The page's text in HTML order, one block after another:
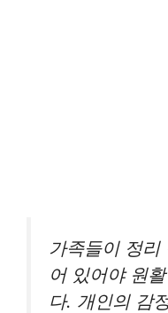
가족들이 정리
어 있어야 원
다. 개인의 감